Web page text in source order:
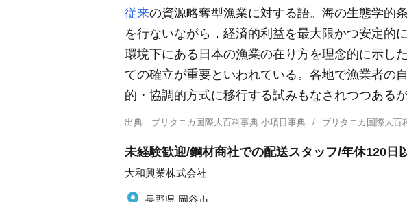
従来の資源略奪型漁業に対する語。海の生態学的
を行ないながら，経済的利益を最大限かつ安定的
環境下にある日本の漁業の在り方を理念的に示し
ての確立が重要といわれている。各地で漁業者の
的・協調的方式に移行する試みもなされつつある
出典 ブリタニカ国際大百科事典 小項目事典 ブリタニカ国際大
未経験歓迎/鋼材商社での配送スタッフ/年休120日
大和興業株式会社
長野県 岡谷市